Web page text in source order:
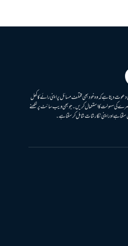
دیتا ہے کہ وہ خود بھی مختلف مسائل پر اپنی رائے کا کھل
کی سہولت کا استعمال کریں۔ جو بھی ویب سائٹ پر لکھنے
سکتا ہے اور اپنی نگارشات شامل کرسکتا ہے۔